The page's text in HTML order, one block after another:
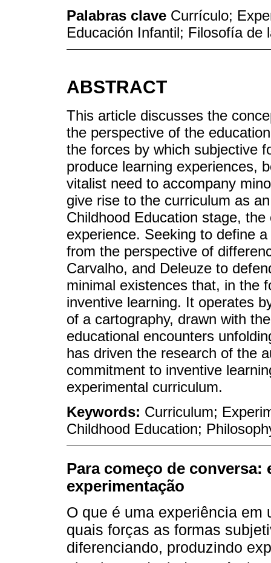
Palabras clave Currículo;
Educación Infantil; Filosofía de
ABSTRACT
This article discusses the
the perspective of the
the forces by which subjective
produce learning experiences,
vitalist need to accompany
give rise to the curriculum as
Childhood Education stage,
experience. Seeking to define
from the perspective of
Carvalho, and Deleuze to
minimal existences that, in the
inventive learning. It operates
of a cartography, drawn with
educational encounters
has driven the research of the
commitment to inventive
experimental curriculum.
Keywords: Curriculum;
Childhood Education;
Para começo de conversa:
experimentação
O que é uma experiência em
quais forças as formas
diferenciando, produzindo